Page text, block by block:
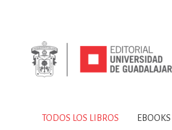
TODOS LOS
SOBRE NOSOTROS
TODOS LOS LIBROS EBOOKS